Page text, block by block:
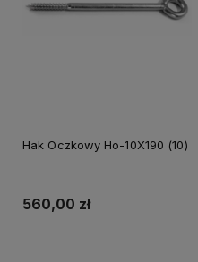
Hak Oczkowy Ho-10X190 (10)
560,00 zł